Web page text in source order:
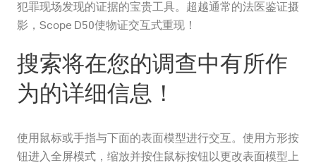
犯罪现场发现的证据的宝贵工具。超越通常的法医鉴证摄
影，Scope D50使物证交互式重现！
搜索将在您的调查中有所作
为的详细信息！
使用鼠标或手指与下面的表面模型进行交互。使用方形按
钮进入全屏模式，缩放并按住鼠标按钮以更改表面模型上